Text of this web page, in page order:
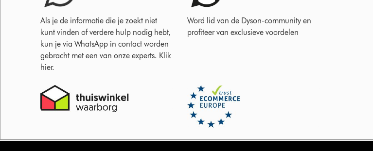
Als je de informatie die je zoekt niet
kunt vinden of verdere hulp nodig hebt,
kun je via WhatsApp in contact worden
gebracht met een van onze experts. Klik
hier.
Word lid van de Dyson-community en
profiteer van exclusieve voordelen